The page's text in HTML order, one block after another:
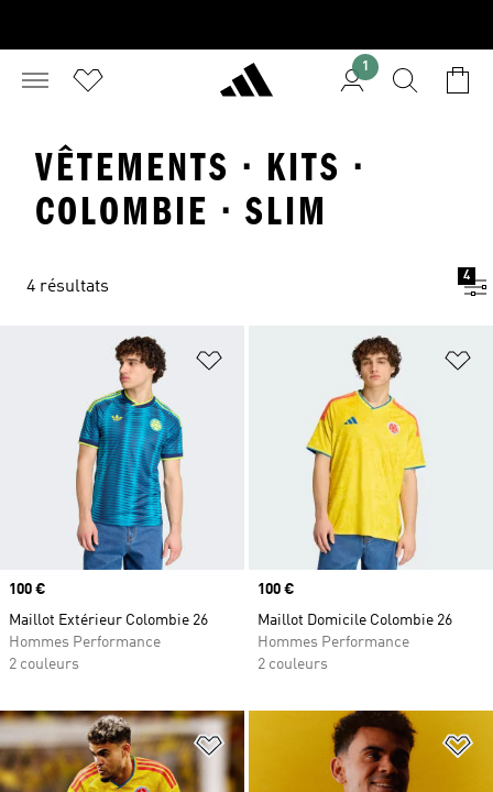
1
VÊTEMENTS · KITS ·
COLOMBIE · SLIM
4 résultats
4
Ajouter à la Liste de produits
Prix
100 €
Maillot Extérieur Colombie 26
Hommes Performance
2 couleurs
Prix
100 €
Maillot Domicile Colombie 26
Hommes Performance
2 couleurs
Ajouter à la Liste de produits